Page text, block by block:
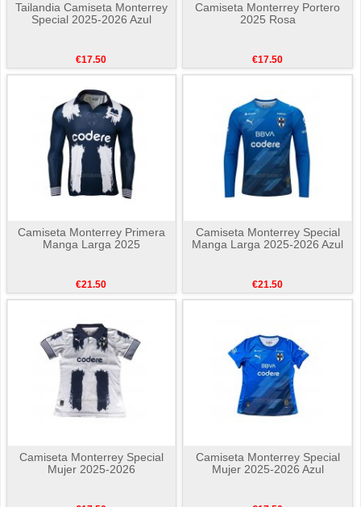
Tailandia Camiseta Monterrey
Special 2025-2026 Azul
€17.50
Camiseta Monterrey Portero
2025 Rosa
€17.50
Camiseta Monterrey Primera
Manga Larga 2025
€21.50
Camiseta Monterrey Special
Manga Larga 2025-2026 Azul
€21.50
Camiseta Monterrey Special
Mujer 2025-2026
Camiseta Monterrey Special
Mujer 2025-2026 Azul